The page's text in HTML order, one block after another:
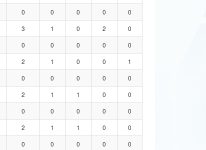
0 0 0 0
0
3 1 0 2
0
0 0 0 0
0
2 1 0 0
1
0 0 0 0
0
2 1 1 0
0
0 0 0 0
0
2 1 1 0
0
0 0 0 0
0